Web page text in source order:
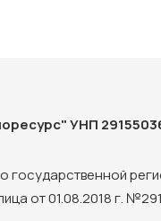
УНП
государственной
от 01.08.2018 г.